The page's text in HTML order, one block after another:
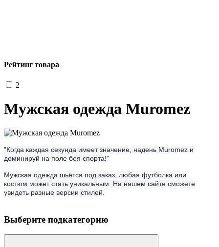
Рейтинг товара
2
Мужская одежда Muromez
"Когда каждая секунда имеет значение, надень Muromez и
доминируй на поле боя спорта!"
Мужская одежда шьётся под заказ, любая футболка или
костюм может стать уникальным. На нашем сайте сможете
увидеть разные версии стилей.
Выберите подкатегорию